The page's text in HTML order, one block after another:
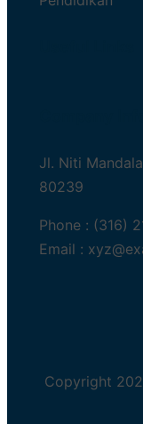
Jl. Niti
80239
Phone : (316)
Email :
Copyright